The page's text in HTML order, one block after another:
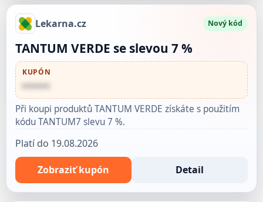
Lekarna.cz Nový kód
TANTUM VERDE se slevou 7 %
KUPÓN
••••••
Při koupi produktů TANTUM VERDE získáte s použitím
kódu TANTUM7 slevu 7 %.
Platí do 19.08.2026
Zobraziť kupón Detail